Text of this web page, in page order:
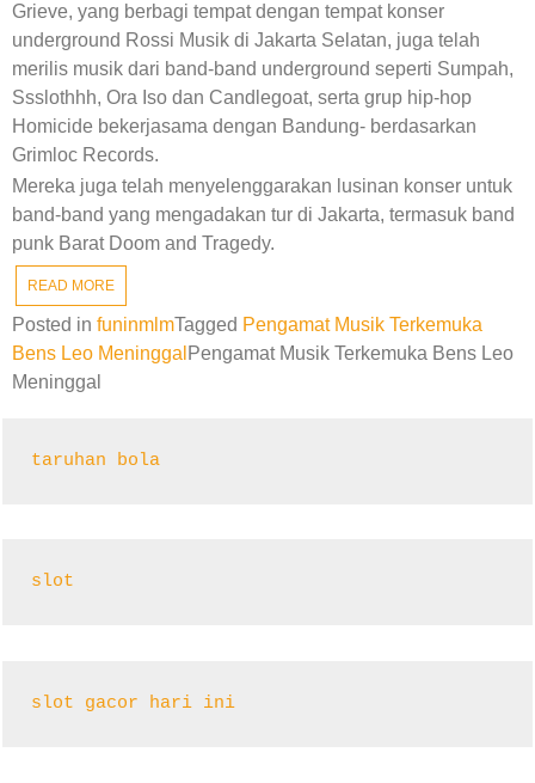
Grieve, yang berbagi tempat dengan tempat konser
underground Rossi Musik di Jakarta Selatan, juga telah
merilis musik dari band-band underground seperti Sumpah,
Ssslothhh, Ora Iso dan Candlegoat, serta grup hip-hop
Homicide bekerjasama dengan Bandung- berdasarkan
Grimloc Records.
Mereka juga telah menyelenggarakan lusinan konser untuk
band-band yang mengadakan tur di Jakarta, termasuk band
punk Barat Doom and Tragedy.
READ MORE
Posted in funinmlmTagged Pengamat Musik Terkemuka
Bens Leo Meninggal Pengamat Musik Terkemuka Bens Leo
Meninggal
taruhan bola
slot
slot gacor hari ini